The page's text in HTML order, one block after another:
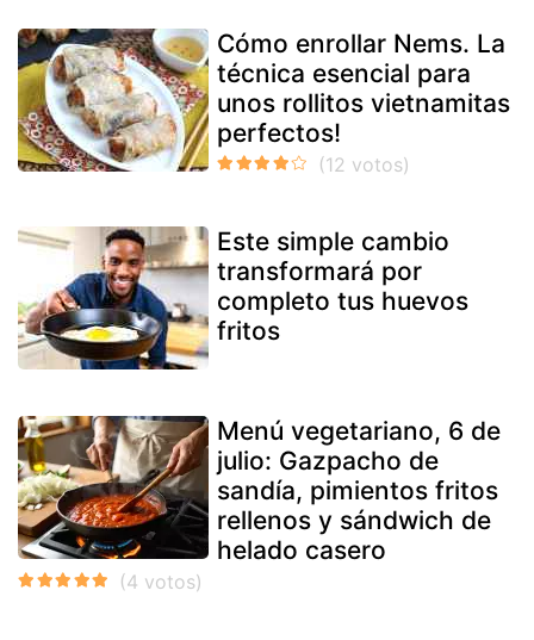
Cómo enrollar Nems. La
técnica esencial para
unos rollitos vietnamitas
perfectos!
Este simple cambio
transformará por
completo tus huevos
fritos
Menú vegetariano, 6 de
julio: Gazpacho de
sandía, pimientos fritos
rellenos y sándwich de
helado casero